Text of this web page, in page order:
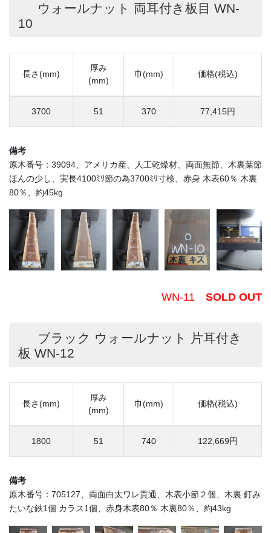
ウォールナット 両耳付き板目 WN-
10
長さ(mm)
厚み
(mm)
巾(mm) 価格(税込)
3700 51 370 77,415円
備考
原木番号：39094、アメリカ産、人工乾燥材、両面無節、木裏葉節
ほんの少し、実長4100ﾐﾘ節の為3700ﾐﾘ寸検、赤身 木表60％ 木裏
80％、約45kg
WN-11 SOLD OUT
ブラック ウォールナット 片耳付き
板 WN-12
長さ(mm)
厚み
(mm)
巾(mm) 価格(税込)
1800 51 740 122,669円
備考
原木番号：705127、両面白太ワレ貫通、木表小節２個、木裏 釘み
たいな鉄1個 カラス1個、赤身木表80％ 木裏80％、約43kg